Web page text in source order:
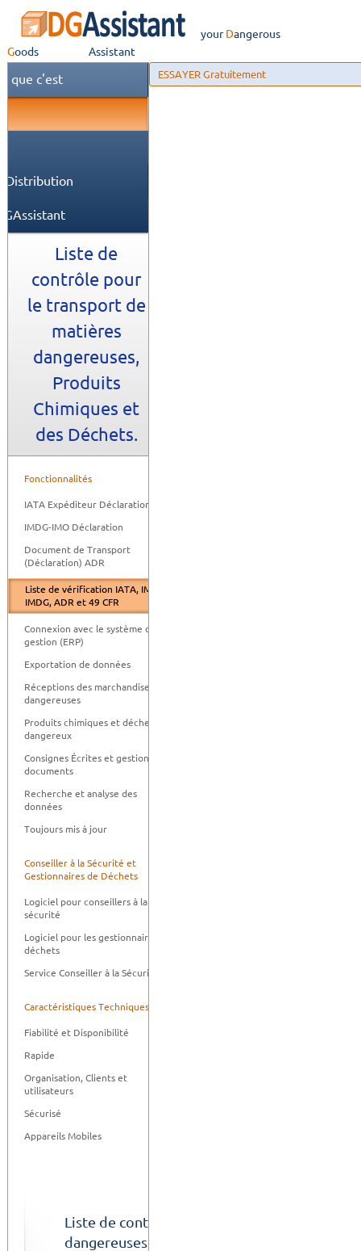
your
Dangerous
Goods
Assistant
ESSAYER Gratuitement
que c'est
Distribution
Liste de
contrôle pour
le transport de
matières
dangereuses,
Produits
Chimiques et
des Déchets.
Fonctionnalités
IATA Expéditeur Déclaration
IMDG-IMO Déclaration
Document de Transport
(Déclaration) ADR
Liste de vérification IATA, IMO-
IMDG, ADR et 49 CFR
Connexion avec le système de
gestion (ERP)
Exportation de données
Réceptions des marchandises
dangereuses
Produits chimiques et déchets
dangereux
Consignes Écrites et gestion des
documents
Recherche et analyse des
données
Toujours mis à jour
Conseiller à la Sécurité et
Gestionnaires de Déchets
Logiciel pour conseillers à la
sécurité
Logiciel pour les gestionnaires de
déchets
Service Conseiller à la Sécurité
Caractéristiques Techniquess
Fiabilité et Disponibilité
Rapide
Organisation, Clients et
utilisateurs
Sécurisé
Appareils Mobiles
Liste de contrôle pour l'expédition et la
dangereuses